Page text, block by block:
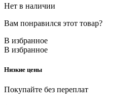
Нет в наличии
Вам понравился этот товар?
В избранное
В избранное
Низкие цены
Покупайте без переплат